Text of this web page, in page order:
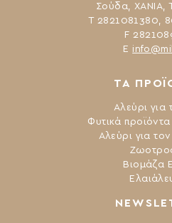
ΤΑ
Αλεύρι για
Φυτικά
Αλεύρι για
Βιομάζα
Σούδα, ΧΑΝΙΑ,
Τ 2821081380,
F
Ε